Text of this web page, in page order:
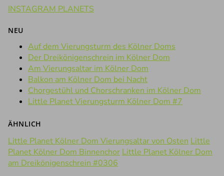
INSTAGRAM PLANETS
NEU
Auf dem Vierungsturm des Kölner Doms
Der Dreikönigenschrein im Kölner Dom
Am Vierungsaltar im Kölner Dom
Balkon am Kölner Dom bei Nacht
Chorgestühl und Chorschranken im Kölner Dom
Little Planet Vierungsturm Kölner Dom #7
ÄHNLICH
Little Planet Kölner Dom Vierungsaltar von Osten Little
Planet Kölner Dom Binnenchor Little Planet Kölner Dom
am Dreikönigenschrein #0306